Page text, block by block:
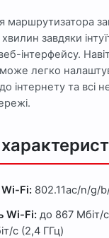
маршрутизатора
завдяки
інтерфейсу.
легко
інтернету та всі
Fi: 802.11ac/n/g/
Wi-Fi: до 867 Мбіт/
с (2,4 ГГц)